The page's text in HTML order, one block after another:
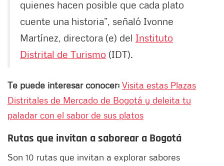
quienes hacen posible que cada plato
cuente una historia”, señaló Ivonne
Martínez, directora (e) del Instituto
Distrital de Turismo (IDT).
Te puede interesar conocer: Visita estas Plazas
Distritales de Mercado de Bogotá y deleita tu
paladar con el sabor de sus platos
Rutas que invitan a saborear a Bogotá
Son 10 rutas que invitan a explorar sabores